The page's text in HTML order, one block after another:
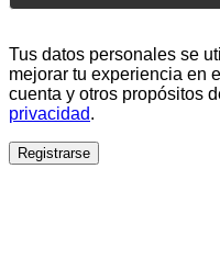
Tus datos personales se
mejorar tu experiencia en
cuenta y otros propósitos
privacidad.
Registrarse